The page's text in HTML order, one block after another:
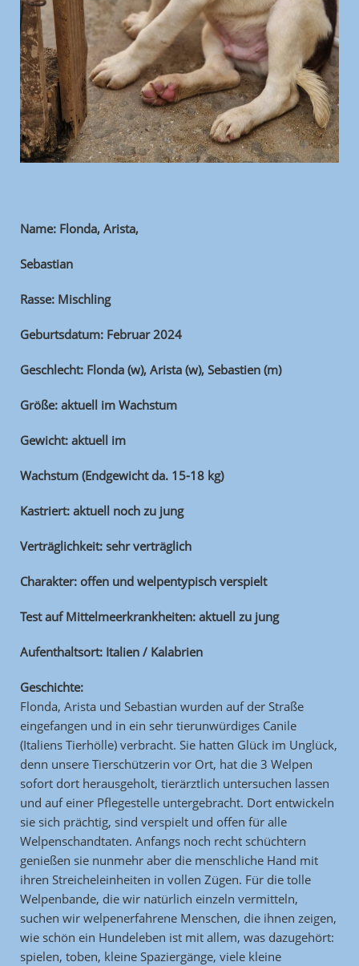
Name: Flonda, Arista,
Sebastian
Rasse: Mischling
Geburtsdatum: Februar 2024
Geschlecht: Flonda (w), Arista (w), Sebastien (m)
Größe: aktuell im Wachstum
Gewicht: aktuell im
Wachstum (Endgewicht da. 15-18 kg)
Kastriert: aktuell noch zu jung
Verträglichkeit: sehr verträglich
Charakter: offen und welpentypisch verspielt
Test auf Mittelmeerkrankheiten: aktuell zu jung
Aufenthaltsort: Italien / Kalabrien
Geschichte:
Flonda, Arista und Sebastian wurden auf der Straße
eingefangen und in ein sehr tierunwürdiges Canile
(Italiens Tierhölle) verbracht. Sie hatten Glück im Unglück,
denn unsere Tierschützerin vor Ort, hat die 3 Welpen
sofort dort herausgeholt, tierärztlich untersuchen lassen
und auf einer Pflegestelle untergebracht. Dort entwickeln
sie sich prächtig, sind verspielt und offen für alle
Welpenschandtaten. Anfangs noch recht schüchtern
genießen sie nunmehr aber die menschliche Hand mit
ihren Streicheleinheiten in vollen Zügen. Für die tolle
Welpenbande, die wir natürlich einzeln vermitteln,
suchen wir welpenerfahrene Menschen, die ihnen zeigen,
wie schön ein Hundeleben ist mit allem, was dazugehört:
spielen, toben, kleine Spaziergänge, viele kleine